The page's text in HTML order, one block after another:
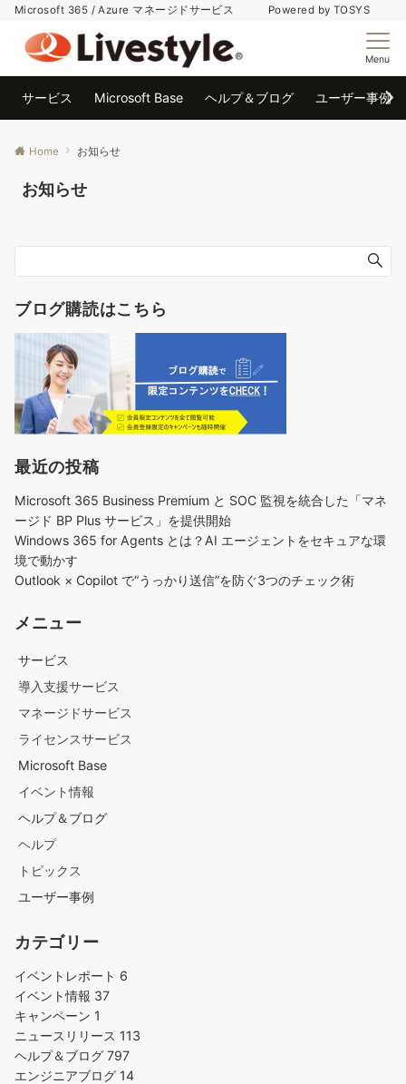
Microsoft 365 / Azure マネージドサービス Powered by TOSYS
Menu
サービス Microsoft Base ヘルプ＆ブログ ユーザー事例
Home お知らせ
お知らせ
ブログ購読はこちら
最近の投稿
Microsoft 365 Business Premium と SOC 監視を統合した「マネ
ージド BP Plus サービス」を提供開始
Windows 365 for Agents とは？AI エージェントをセキュアな環
境で動かす
Outlook × Copilot で“うっかり送信”を防ぐ3つのチェック術​
メニュー
サービス
導入支援サービス
マネージドサービス
ライセンスサービス
Microsoft Base
イベント情報
ヘルプ＆ブログ
ヘルプ
トピックス
ユーザー事例
カテゴリー
イベントレポート 6
イベント情報 37
キャンペーン 1
ニュースリリース 113
ヘルプ＆ブログ 797
エンジニアブログ 14